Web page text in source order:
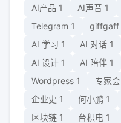
AI产品 1 AI声音 1
Telegram 1 giffgaff
AI 学习 1 AI 对话 1
AI 设计 1 AI 陪伴 1
Wordpress 1 专家会
企业史 1 何小鹏 1
区块链 1 台积电 1